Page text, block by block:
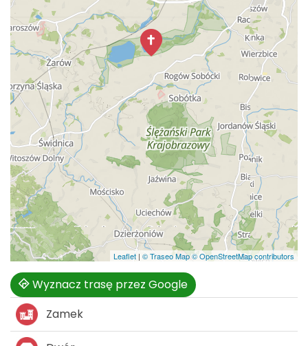
Leaflet | © Traseo Map© OpenStreetMap contributors
Wyznacz trasę przez Google
Zamek